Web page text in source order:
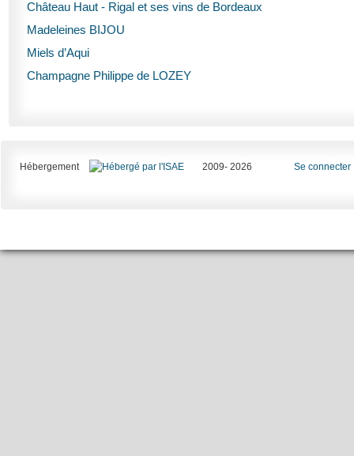
Château Haut - Rigal et ses vins de Bordeaux
Madeleines BIJOU
Miels d’Aqui
Champagne Philippe de LOZEY
Hébergement 2009- 2026 Se connecter